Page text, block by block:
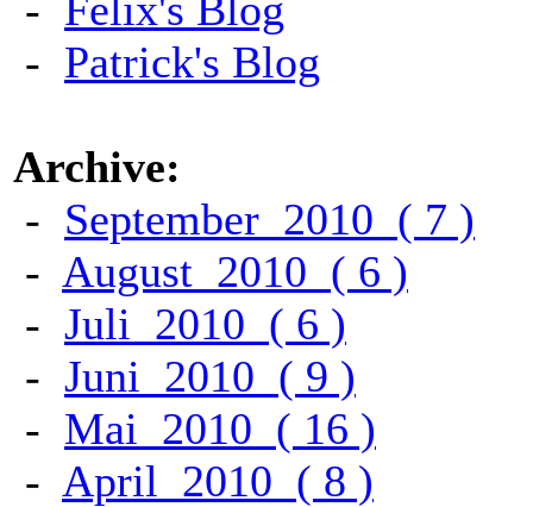
- Patrick's Blog
Archive:
- September 2010 ( 7 )
- August 2010 ( 6 )
- Juli 2010 ( 6 )
- Juni 2010 ( 9 )
- Mai 2010 ( 16 )
- April 2010 ( 8 )